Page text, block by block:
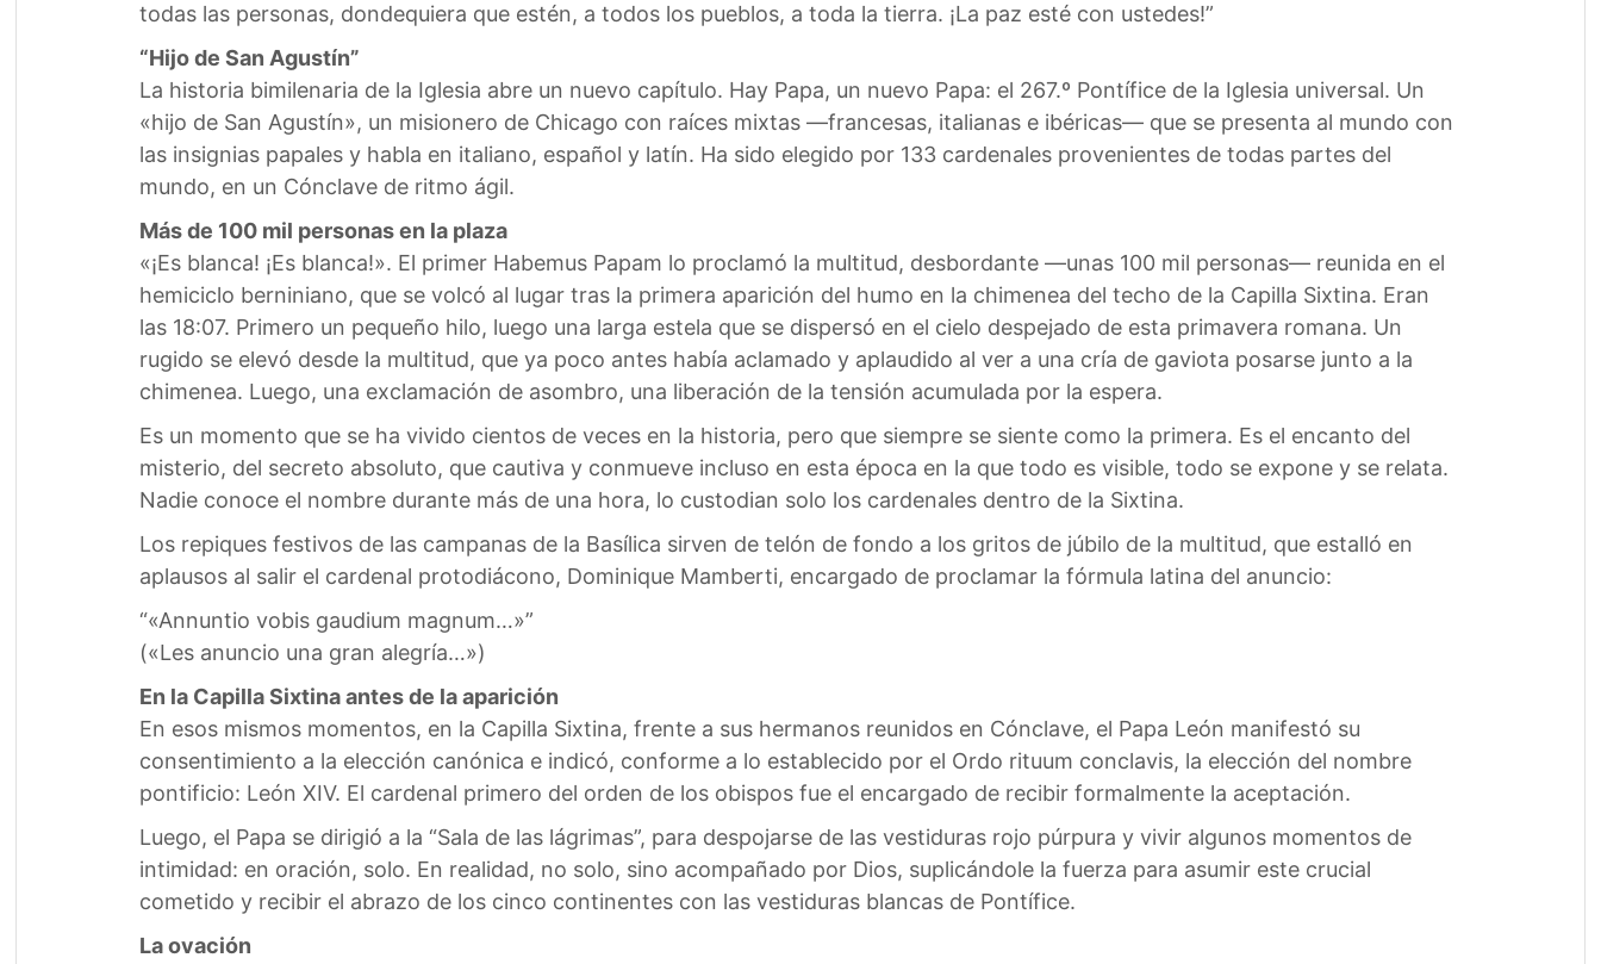
todas las personas, dondequiera que estén, a todos los pueblos, a toda la tierra. ¡La paz esté con ustedes!”
“Hijo de San Agustín”
La historia bimilenaria de la Iglesia abre un nuevo capítulo. Hay Papa, un nuevo Papa: el 267.º Pontífice de la Iglesia universal. Un
«hijo de San Agustín», un misionero de Chicago con raíces mixtas —francesas, italianas e ibéricas— que se presenta al mundo con
las insignias papales y habla en italiano, español y latín. Ha sido elegido por 133 cardenales provenientes de todas partes del
mundo, en un Cónclave de ritmo ágil.
Más de 100 mil personas en la plaza
«¡Es blanca! ¡Es blanca!». El primer Habemus Papam lo proclamó la multitud, desbordante —unas 100 mil personas— reunida en el
hemiciclo berniniano, que se volcó al lugar tras la primera aparición del humo en la chimenea del techo de la Capilla Sixtina. Eran
las 18:07. Primero un pequeño hilo, luego una larga estela que se dispersó en el cielo despejado de esta primavera romana. Un
rugido se elevó desde la multitud, que ya poco antes había aclamado y aplaudido al ver a una cría de gaviota posarse junto a la
chimenea. Luego, una exclamación de asombro, una liberación de la tensión acumulada por la espera.
Es un momento que se ha vivido cientos de veces en la historia, pero que siempre se siente como la primera. Es el encanto del
misterio, del secreto absoluto, que cautiva y conmueve incluso en esta época en la que todo es visible, todo se expone y se relata.
Nadie conoce el nombre durante más de una hora, lo custodian solo los cardenales dentro de la Sixtina.
Los repiques festivos de las campanas de la Basílica sirven de telón de fondo a los gritos de júbilo de la multitud, que estalló en
aplausos al salir el cardenal protodiácono, Dominique Mamberti, encargado de proclamar la fórmula latina del anuncio:
“«Annuntio vobis gaudium magnum…»”
(«Les anuncio una gran alegría…»)
En la Capilla Sixtina antes de la aparición
En esos mismos momentos, en la Capilla Sixtina, frente a sus hermanos reunidos en Cónclave, el Papa León manifestó su
consentimiento a la elección canónica e indicó, conforme a lo establecido por el Ordo rituum conclavis, la elección del nombre
pontificio: León XIV. El cardenal primero del orden de los obispos fue el encargado de recibir formalmente la aceptación.
Luego, el Papa se dirigió a la “Sala de las lágrimas”, para despojarse de las vestiduras rojo púrpura y vivir algunos momentos de
intimidad: en oración, solo. En realidad, no solo, sino acompañado por Dios, suplicándole la fuerza para asumir este crucial
cometido y recibir el abrazo de los cinco continentes con las vestiduras blancas de Pontífice.
La ovación